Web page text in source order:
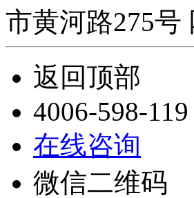
市黄河路275号
返回顶部
4006-598-119
在线咨询
微信二维码